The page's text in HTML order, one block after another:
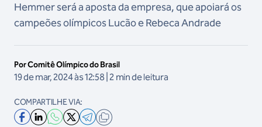
Hemmer será a aposta da empresa, que apoiará os
campeões olímpicos Lucão e Rebeca Andrade
Por Comitê Olímpico do Brasil
19 de mar, 2024 às 12:58 | 2 min de leitura
COMPARTILHE VIA: